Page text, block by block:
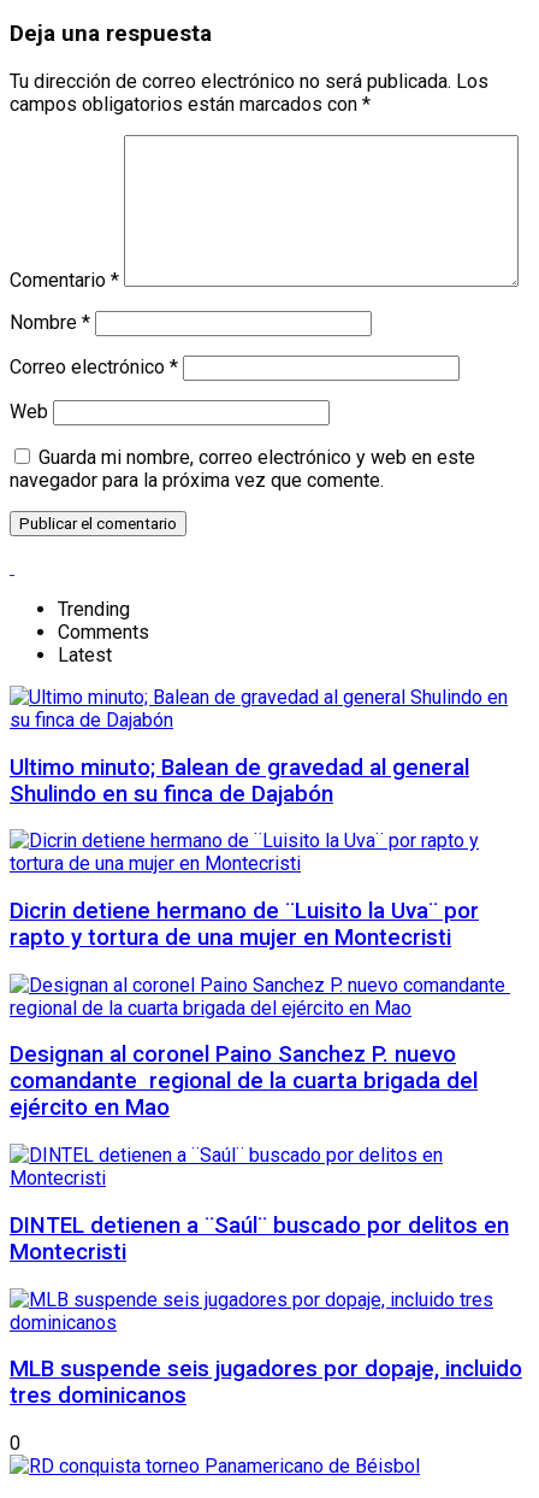
Deja una respuesta
Tu dirección de correo electrónico no será publicada. Los
campos obligatorios están marcados con *
Comentario *
Nombre *
Correo electrónico *
Web
Guarda mi nombre, correo electrónico y web en este
navegador para la próxima vez que comente.
Trending
Comments
Latest
Ultimo minuto; Balean de gravedad al general
Shulindo en su finca de Dajabón
Dicrin detiene hermano de ¨Luisito la Uva¨ por
rapto y tortura de una mujer en Montecristi
Designan al coronel Paino Sanchez P. nuevo
comandante regional de la cuarta brigada del
ejército en Mao
DINTEL detienen a ¨Saúl¨ buscado por delitos en
Montecristi
MLB suspende seis jugadores por dopaje, incluido
tres dominicanos
0